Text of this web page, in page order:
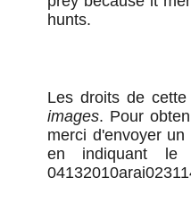
hunts.
Les droits de
images. Pour
merci d'envoyer
en indiquant